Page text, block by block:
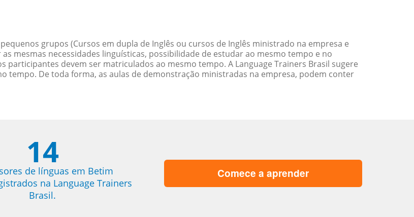
grupos (Cursos em dupla de Inglês ou cursos de Inglês ministrado na empresa e
mesmas necessidades linguísticas, possibilidade de estudar ao mesmo tempo e no
participantes devem ser matriculados ao mesmo tempo. A Language Trainers Brasil sugere
tempo. De toda forma, as aulas de demonstração ministradas na empresa, podem conter
14
de línguas em Betim
na Language Trainers
Brasil.
Comece a aprender